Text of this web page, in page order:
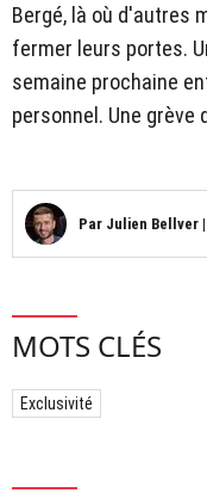
Bergé, là où d'autres
fermer leurs portes.
semaine prochaine
personnel. Une grève
Par Julien Bellver |
MOTS CLÉS
Exclusivité